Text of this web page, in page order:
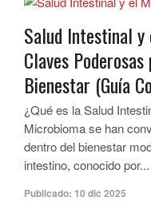
Salud Intestinal
Claves
Bienestar (Guía
¿Qué es la Salud
Microbioma se han
dentro del bienestar
intestino, conocido por...
Publicado: 10 dic 2025